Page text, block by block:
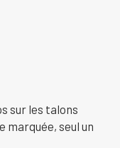
sur les talons
seul un